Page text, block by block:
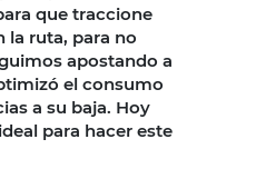
que traccione
la ruta, para no
apostando a
el consumo
a su baja. Hoy
para hacer este